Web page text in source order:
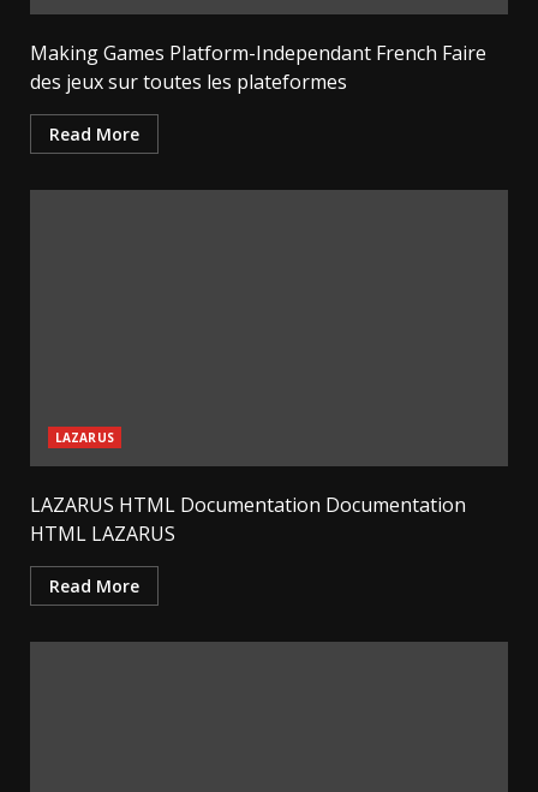
Making Games Platform-Independant French Faire
des jeux sur toutes les plateformes
Read More
LAZARUS
LAZARUS HTML Documentation Documentation
HTML LAZARUS
Read More